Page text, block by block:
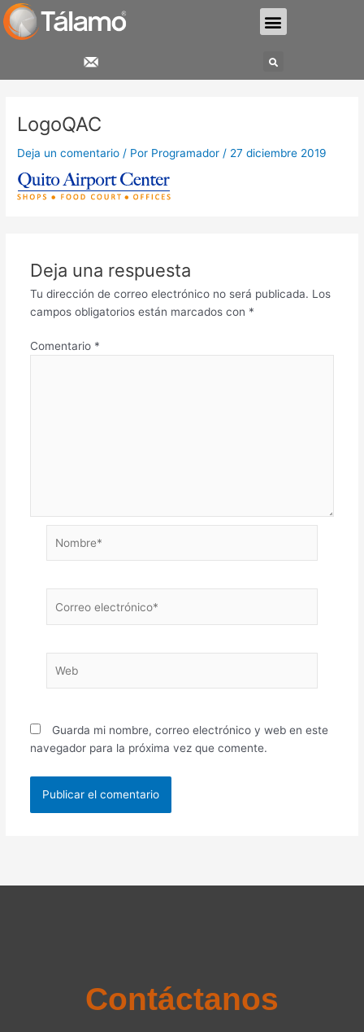
al
contenido
Menu
Search
LogoQAC
Deja un comentario / Por Programador / 27 diciembre 2019
Deja una respuesta
Tu dirección de correo electrónico no será publicada. Los
campos obligatorios están marcados con *
Comentario *
electrónico*
Guarda mi nombre, correo electrónico y web en este
navegador para la próxima vez que comente.
Contáctanos